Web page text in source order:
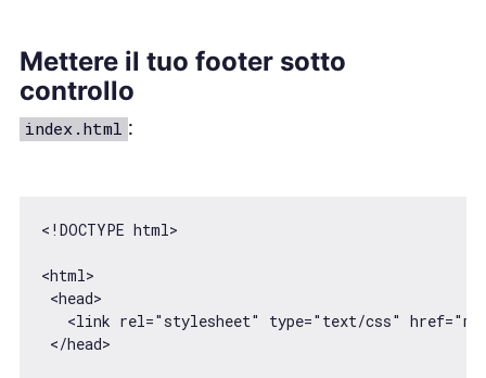
Mettere il tuo footer sotto
controllo
index.html :
<!DOCTYPE html>
<html>
<head>
<link rel="stylesheet" type="text/css"
</head>